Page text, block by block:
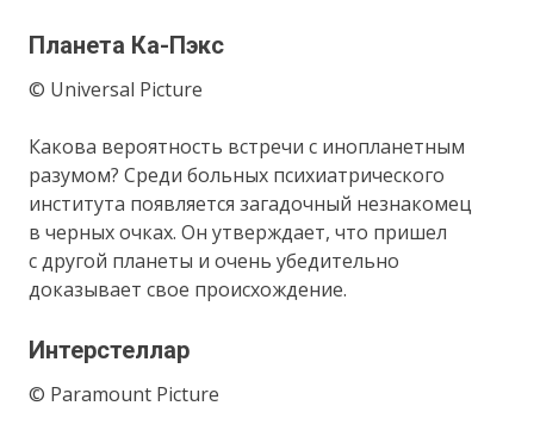
Планета Ка-Пэкс
© Universal Picture
Какова вероятность встречи с инопланетным
разумом? Среди больных психиатрического
института появляется загадочный незнакомец
в черных очках. Он утверждает, что пришел
с другой планеты и очень убедительно
доказывает свое происхождение.
Интерстеллар
© Paramount Picture